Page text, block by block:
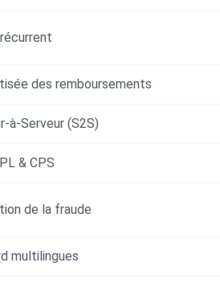
des remboursements
à-Serveur (S2S)
& CPS
de la fraude
multilingues